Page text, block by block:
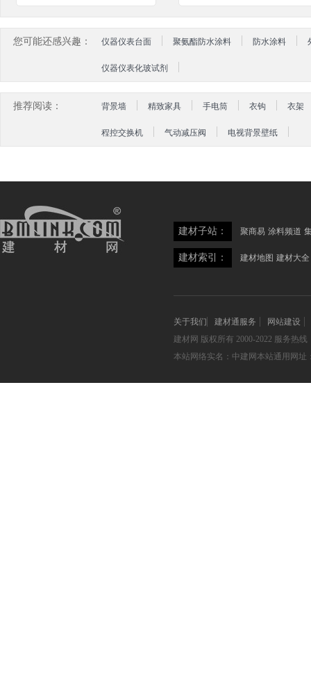
您可能还感兴趣： 仪器仪表台面 聚氨酯防水涂料 防水涂料
仪器仪表化玻试剂
推荐阅读： 背景墙 精致家具 手电筒 衣钩 衣架
程控交换机 气动减压阀 电视背景壁纸
建材子站： 聚商易 涂料频道
建材索引： 建材地图 建材大全
关于我们 建材通服务
网站建设
建材网 版权所有 2000-2022 服务热线
本站网络实名：中建网本站通用网址